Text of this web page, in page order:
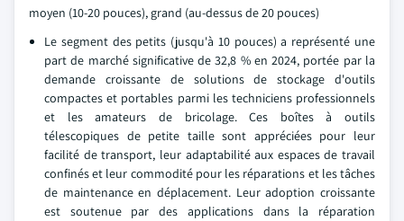
moyen (10-20 pouces), grand (au-dessus de 20 pouces)
Le segment des petits (jusqu'à 10 pouces) a représenté une
part de marché significative de 32,8 % en 2024, portée par la
demande croissante de solutions de stockage d'outils
compactes et portables parmi les techniciens professionnels
et les amateurs de bricolage. Ces boîtes à outils
télescopiques de petite taille sont appréciées pour leur
facilité de transport, leur adaptabilité aux espaces de travail
confinés et leur commodité pour les réparations et les tâches
de maintenance en déplacement. Leur adoption croissante
est soutenue par des applications dans la réparation